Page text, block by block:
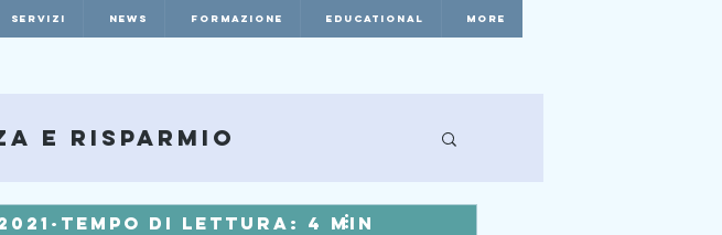
SERVIZI NEWS FORMAZIONE EDUCATIONAL More
e Risparmio
Tempo di lettura: 4 min